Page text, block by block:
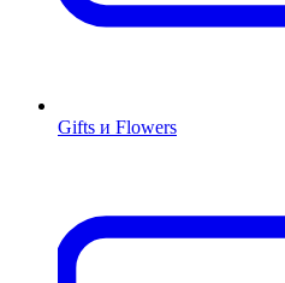
Gifts и Flowers